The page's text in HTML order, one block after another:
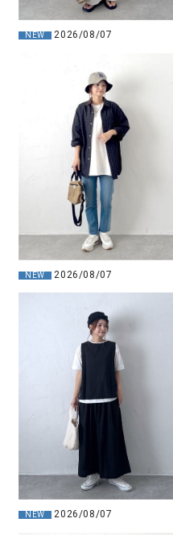
NEW 2026/08/07
NEW 2026/08/07
NEW 2026/08/07